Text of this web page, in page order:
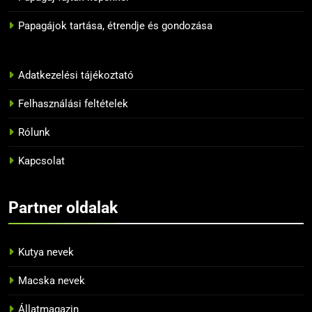
leggyorsabban a szavakat?
BLOG
10 tipp, hogyan neveljük
helyesen a papagájunkat
BLOG
13
14
Tiltott zöldségek a papagájok
Papagájok tartása, étrendje és gondozása
Adatkezelési tájékoztató
Felhasználási feltételek
Rólunk
Kapcsolat
Partner oldalak
Kutya nevek
Macska nevek
Állatmagazin